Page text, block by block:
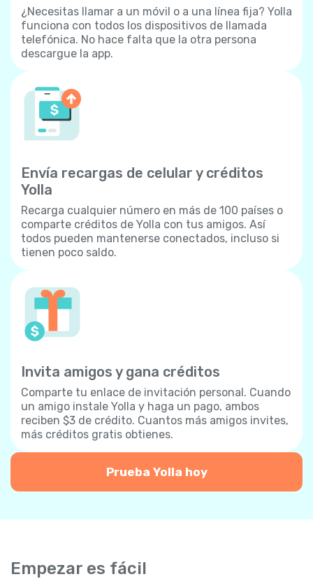
¿Necesitas llamar a un móvil o a una línea fija? Yolla
funciona con todos los dispositivos de llamada
telefónica. No hace falta que la otra persona
descargue la app.
Envía recargas de celular y créditos
Yolla
Recarga cualquier número en más de 100 países o
comparte créditos de Yolla con tus amigos. Así
todos pueden mantenerse conectados, incluso si
tienen poco saldo.
Invita amigos y gana créditos
Comparte tu enlace de invitación personal. Cuando
un amigo instale Yolla y haga un pago, ambos
reciben $3 de crédito. Cuantos más amigos invites,
más créditos gratis obtienes.
Prueba Yolla hoy
Empezar es fácil